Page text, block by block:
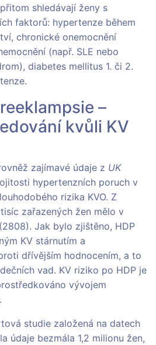
shledávají ženy s
faktorů: hypertenze během
chronické onemocnění
(např. SLE nebo
diabetes mellitus 1. či 2.
–
kvůli KV
zajímavé údaje z UK
hypertenzních poruch v
rizika KVO. Z
zařazených žen mělo v
Jak bylo zjištěno, HDP
KV stárnutím a
dřívějším hodnocením, a to
vad. KV riziko po HDP je
vývojem
studie založená na datech
údaje bezmála 1,2 milionu žen,